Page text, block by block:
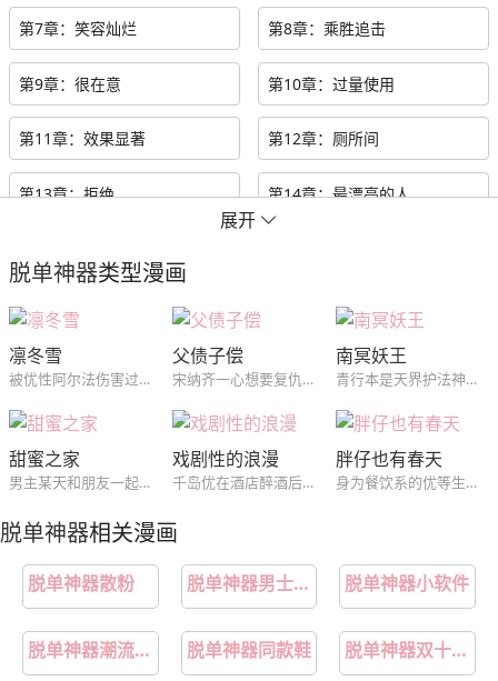
第7章：笑容灿烂 第8章：乘胜追击
第9章：很在意 第10章：过量使用
第11章：效果显著 第12章：厕所间
第13章：拒绝 第14章：最漂亮的人
第17章：命运之线 第18章：找上门
第19章：各种任务 第20章：技能
第21章：加油 第22章：硬币
第23章：放了我 第24章：可怜
第25章：奖励
展开
脱单神器类型漫画
凛冬雪
被优性阿尔法伤害过，所以畏惧伤害，但是在图书馆遇见的男生，看一眼就知道是优性阿尔法，明明想远离，却无法抗拒他的接近。
父债子偿
宋纳齐一心想要复仇，却没想到对方突然去世了，就在这空虚之际，被有心人引导他对准了仇人的儿子...
南冥妖王
青行本是天界护法神。后被天帝贬为鬼族。以通天为首的截教仙欲除“三尸”致使三界战乱鬼族几乎灭绝，青行为躲追杀只得逃往极阴之地的南冥。据说那里连神仙都不敢踏足
甜蜜之家
男主某天和朋友一起在酒吧找乐子时，遇见了一个跳钢管舞的漂亮女人。原本他只把这当成是一个小插曲，却没想到在几天后的家庭聚会中再次见到了对方，而这个女人的身份则是自己的准大嫂...
戏剧性的浪漫
千岛优在酒店醉酒后误把前来帮忙的皇当做搭讪的人结果尴尬离场，第二天没想到会在公司同一楼层的合作公司中再见到他，就此两人慢慢开始接触并喜欢上了对方...
胖仔也有春天
身为餐饮系的优等生，却因为只在意吃跟做菜导致体型肥胖的王修豪，在经历一次重大冲击减肥成功后，开始对料理跟...上瘾...
脱单神器相关漫画
脱单神器散粉 脱单神器男士绣花阔腿裤 脱单神器小软件
脱单神器潮流男鞋 脱单神器同款鞋 脱单神器双十一爆款